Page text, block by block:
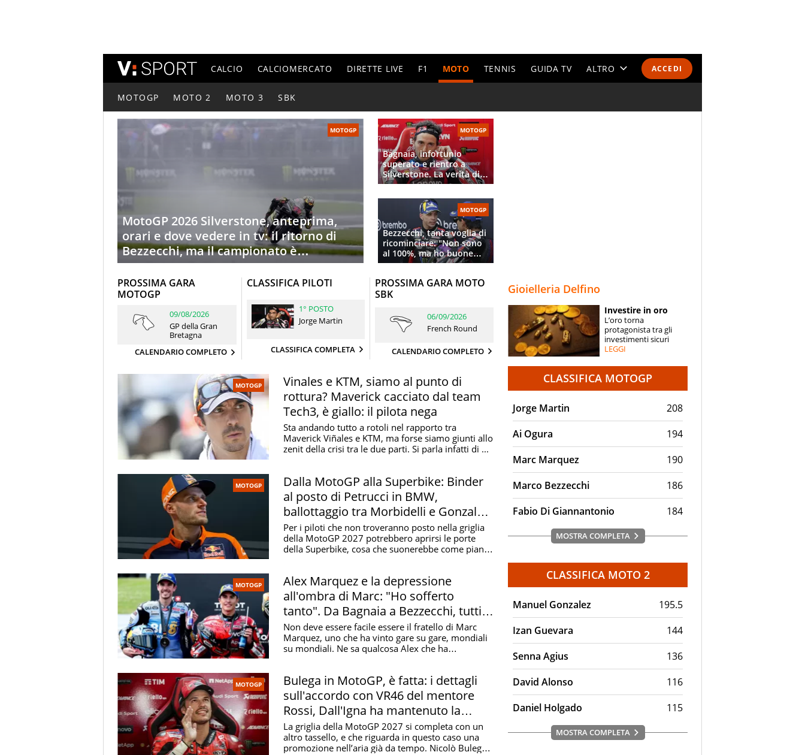
ACCEDI
CALCIO CALCIOMERCATO DIRETTE LIVE F1 MOTO TENNIS GUIDA TV ALTRO
ESPERTI
CONTATTI
MOTOGP MOTO 2 MOTO 3 SBK
MOTOGP
MotoGP 2026 Silverstone, anteprima,
orari e dove vedere in tv: il ritorno di
Bezzecchi, ma il campionato è
apertissimo
MOTOGP
Bagnaia, infortunio
superato e rientro a
Silverstone. La verità di
Tardozzi sull’addio a
MOTOGP
Bezzecchi, tanta voglia di
ricominciare: "Non sono
al 100%, ma ho buone
sensazioni". Pure Martin
PROSSIMA GARA
MOTOGP
09/08/2026
GP della Gran
Bretagna
CALENDARIO COMPLETO
CLASSIFICA PILOTI
1° POSTO
Jorge Martin
CLASSIFICA COMPLETA
PROSSIMA GARA MOTO
SBK
06/09/2026
French Round
CALENDARIO COMPLETO
MOTOGP
Vinales e KTM, siamo al punto di
rottura? Maverick cacciato dal team
Tech3, è giallo: il pilota nega
Sta andando tutto a rotoli nel rapporto tra
Maverick Viñales e KTM, ma forse siamo giunti allo
zenit della crisi tra le due parti. Si parla infatti di ...
MOTOGP
Dalla MotoGP alla Superbike: Binder
al posto di Petrucci in BMW,
ballottaggio tra Morbidelli e Gonzalez
per sostituire Bulega
Per i piloti che non troveranno posto nella griglia
della MotoGP 2027 potrebbero aprirsi le porte
della Superbike, cosa che suonerebbe come piano
MOTOGP
Alex Marquez e la depressione
all'ombra di Marc: "Ho sofferto
tanto". Da Bagnaia a Bezzecchi, tutti
in pista
Non deve essere facile essere il fratello di Marc
Marquez, uno che ha vinto gare su gare, mondiali
su mondiali. Ne sa qualcosa Alex che ha
MOTOGP
Bulega in MotoGP, è fatta: i dettagli
sull'accordo con VR46 del mentore
Rossi, Dall'Igna ha mantenuto la
promessa
La griglia della MotoGP 2027 si completa con un
altro tassello, e che riguarda in questo caso una
promozione nell’aria già da tempo. Nicolò Bulega
Gioielleria Delfino
Investire in oro
L’oro torna
protagonista tra gli
investimenti sicuri
LEGGI
CLASSIFICA MOTOGP
Jorge Martin
208
Ai Ogura
194
Marc Marquez
190
Marco Bezzecchi
186
Fabio Di Giannantonio
184
MOSTRA COMPLETA
CLASSIFICA MOTO 2
Manuel Gonzalez
195.5
Izan Guevara
144
Senna Agius
136
David Alonso
116
Daniel Holgado
115
MOSTRA COMPLETA